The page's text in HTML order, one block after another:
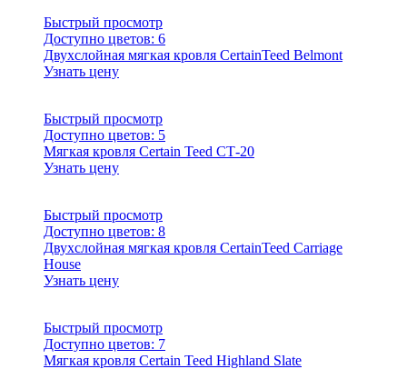
Быстрый просмотр
Доступно цветов: 6
Двухслойная мягкая кровля CertainTeed Belmont
Узнать цену
Быстрый просмотр
Доступно цветов: 5
Мягкая кровля Certain Teed СТ-20
Узнать цену
Быстрый просмотр
Доступно цветов: 8
Двухслойная мягкая кровля CertainTeed Carriage
House
Узнать цену
Быстрый просмотр
Доступно цветов: 7
Мягкая кровля Certain Teed Highland Slate